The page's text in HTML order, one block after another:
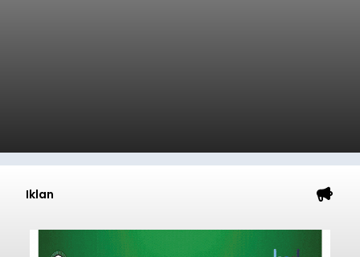
Iklan